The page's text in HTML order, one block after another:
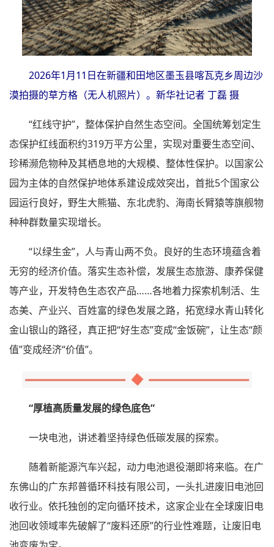
2026年1月11日在新疆和田地区墨玉县喀瓦克乡周边沙
漠拍摄的草方格（无人机照片）。新华社记者 丁磊 摄
“红线守护”，整体保护自然生态空间。全国统筹划定生
态保护红线面积约319万平方公里，实现对重要生态空间、
珍稀濒危物种及其栖息地的大规模、整体性保护。以国家公
园为主体的自然保护地体系建设成效突出，首批5个国家公
园运行良好，野生大熊猫、东北虎豹、海南长臂猿等旗舰物
种种群数量实现增长。
“以绿生金”，人与青山两不负。良好的生态环境蕴含着
无穷的经济价值。落实生态补偿，发展生态旅游、康养保健
等产业，开发特色生态农产品……各地着力探索机制活、生
态美、产业兴、百姓富的绿色发展之路，拓宽绿水青山转化
金山银山的路径，真正把“好生态”变成“金饭碗”，让生态“颜
值”变成经济“价值”。
“厚植高质量发展的绿色底色”
一块电池，讲述着坚持绿色低碳发展的探索。
随着新能源汽车兴起，动力电池退役潮即将来临。在广
东佛山的广东邦普循环科技有限公司，一头扎进废旧电池回
收行业。依托独创的定向循环技术，这家企业在全球废旧电
池回收领域率先破解了“废料还原”的行业性难题，让废旧电